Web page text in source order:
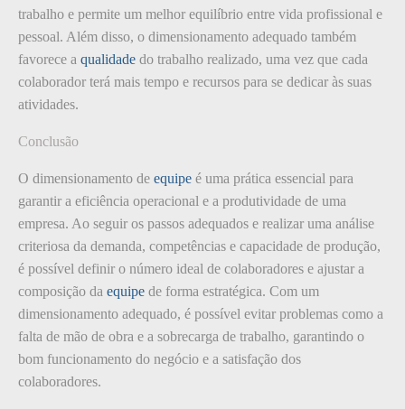
trabalho e permite um melhor equilíbrio entre vida profissional e
pessoal. Além disso, o dimensionamento adequado também
favorece a qualidade do trabalho realizado, uma vez que cada
colaborador terá mais tempo e recursos para se dedicar às suas
atividades.
Conclusão
O dimensionamento de equipe é uma prática essencial para
garantir a eficiência operacional e a produtividade de uma
empresa. Ao seguir os passos adequados e realizar uma análise
criteriosa da demanda, competências e capacidade de produção,
é possível definir o número ideal de colaboradores e ajustar a
composição da equipe de forma estratégica. Com um
dimensionamento adequado, é possível evitar problemas como a
falta de mão de obra e a sobrecarga de trabalho, garantindo o
bom funcionamento do negócio e a satisfação dos
colaboradores.